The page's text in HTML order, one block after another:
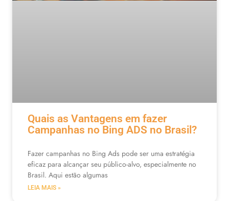
Quais as Vantagens em fazer
Campanhas no Bing ADS no Brasil?
Fazer campanhas no Bing Ads pode ser uma estratégia
eficaz para alcançar seu público-alvo, especialmente no
Brasil. Aqui estão algumas
LEIA MAIS »